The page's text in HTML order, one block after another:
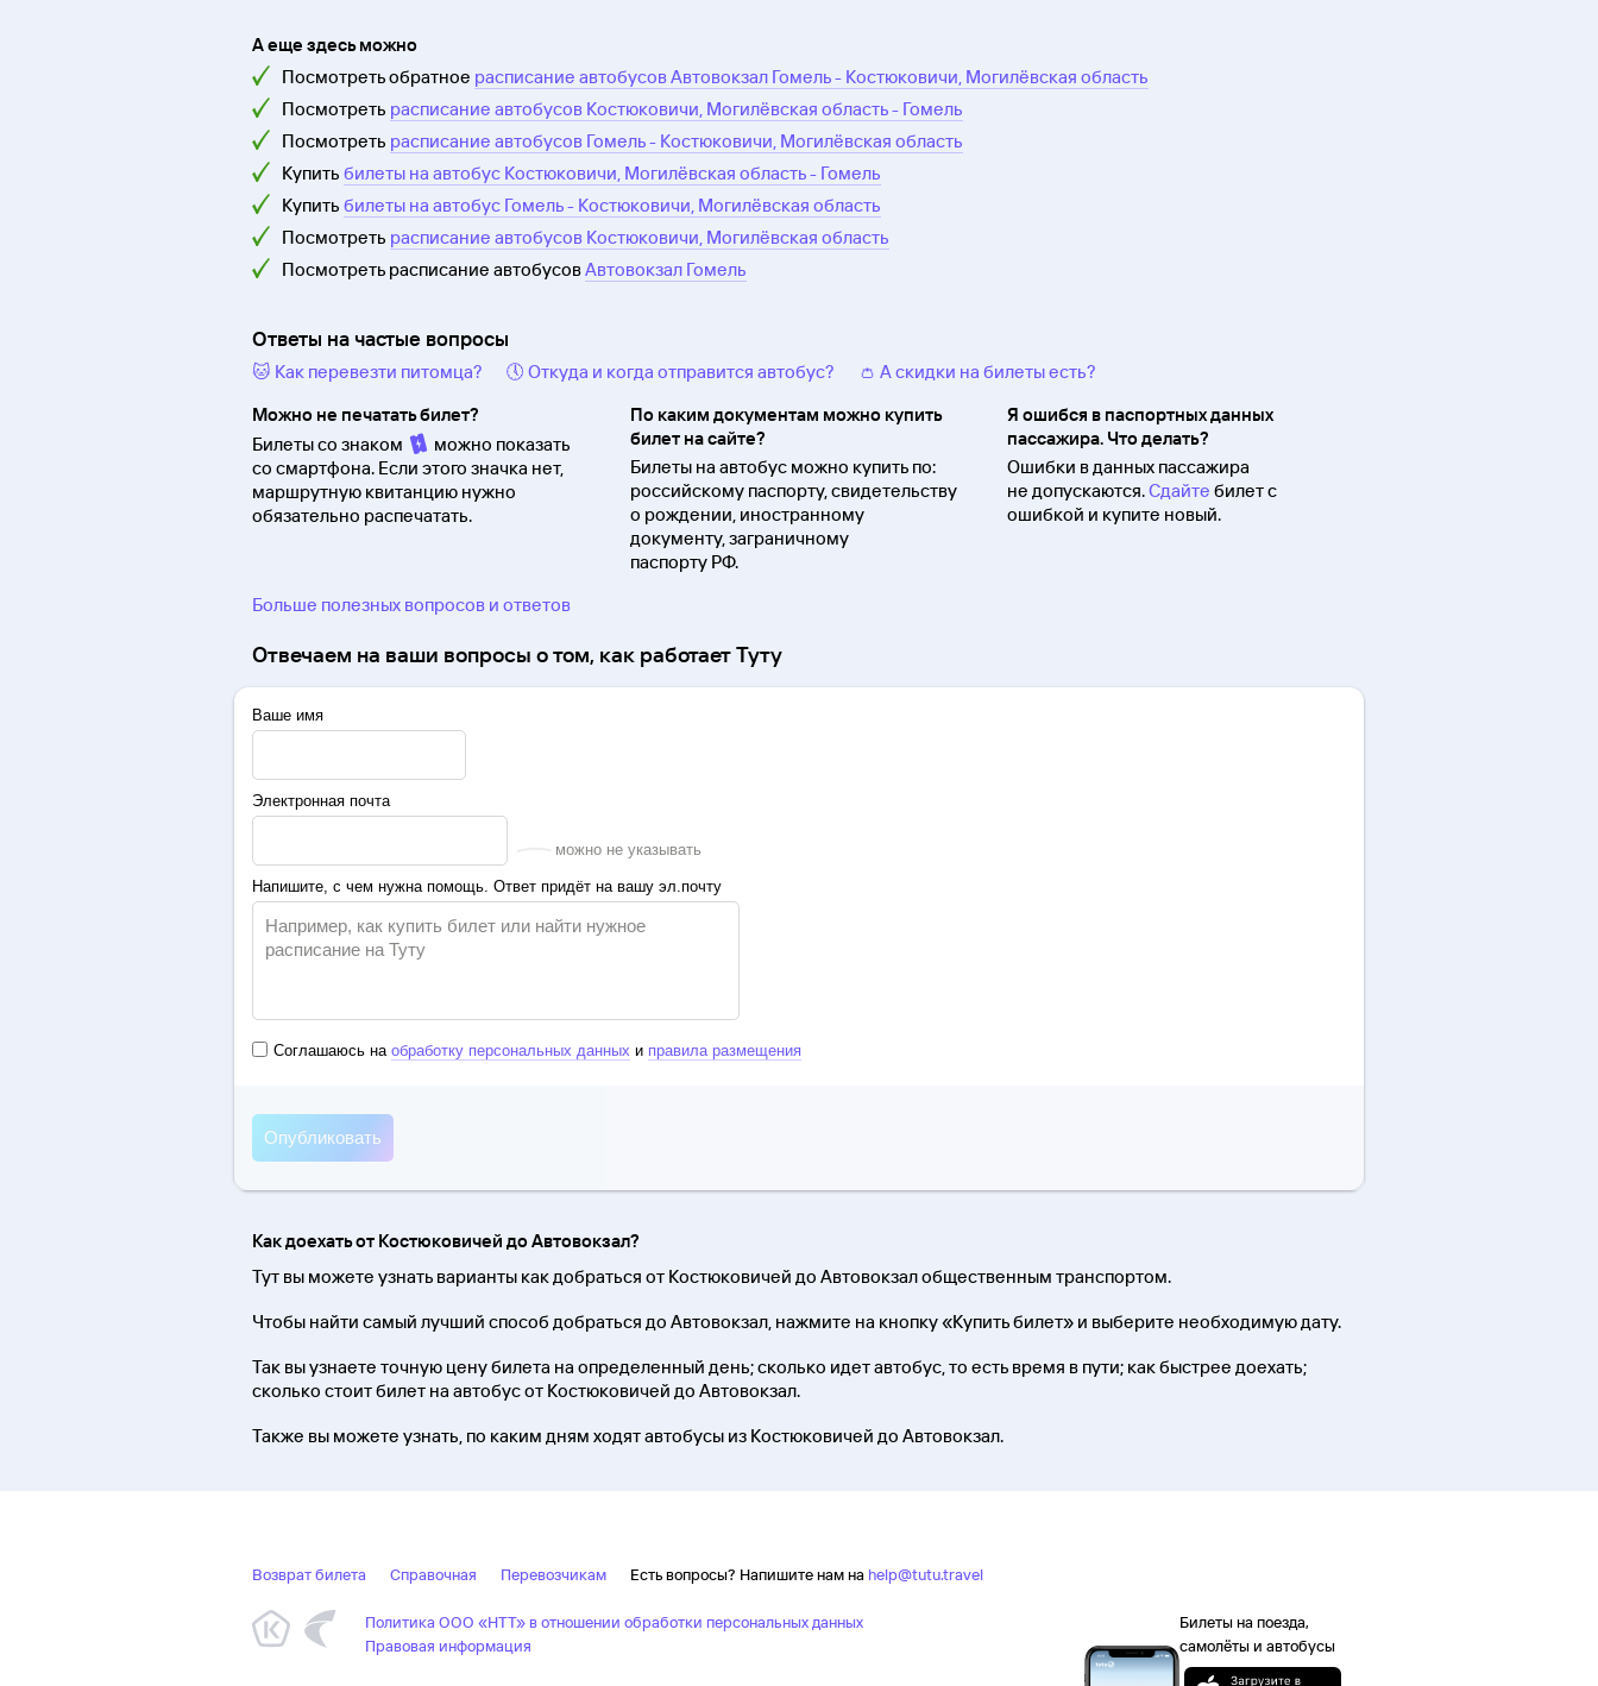
А еще здесь можно
Посмотреть обратное расписание автобусов Автовокзал Гомель - Костюковичи, Могилёвская область
Посмотреть расписание автобусов Костюковичи, Могилёвская область - Гомель
Посмотреть расписание автобусов Гомель - Костюковичи, Могилёвская область
Купить билеты на автобус Костюковичи, Могилёвская область - Гомель
Купить билеты на автобус Гомель - Костюковичи, Могилёвская область
Посмотреть расписание автобусов Костюковичи, Могилёвская область
Посмотреть расписание автобусовАвтовокзал Гомель
Ответы на частые вопросы
🐱 Как перевезти питомца? 🕔 Откуда и когда отправится автобус?
👛 А скидки на билеты есть?
Можно не печатать билет?
Билеты со знаком
можно показать
со смартфона. Если этого значка нет,
маршрутную квитанцию нужно
обязательно распечатать.
По каким документам можно купить
билет на сайте?
Билеты на автобус можно купить по:
российскому паспорту, свидетельству
о рождении, иностранному
документу, заграничному
паспорту РФ.
Я ошибся в паспортных данных
пассажира. Что делать?
Ошибки в данных пассажира
не допускаются.Сдайте билет с
ошибкой и купите новый.
Больше полезных вопросов и ответов
Отвечаем на ваши вопросы о том, как работает Туту
Ваше имя
Электронная почта
можно не указывать
Напишите, с чем нужна помощь. Ответ придёт на вашу эл.почту
Соглашаюсь на обработку персональных данных и правила размещения
Как доехать от Костюковичей до Автовокзал?
Тут вы можете узнать варианты как добраться от Костюковичей до Автовокзал общественным транспортом.
Чтобы найти самый лучший способ добраться до Автовокзал, нажмите на кнопку «Купить билет» и выберите необходимую дату.
Так вы узнаете точную цену билета на определенный день; сколько идет автобус, то есть время в пути; как быстрее доехать;
сколько стоит билет на автобус от Костюковичей до Автовокзал.
Также вы можете узнать, по каким дням ходят автобусы из Костюковичей до Автовокзал.
Возврат билета Справочная Перевозчикам Есть вопросы? Напишите нам на help@tutu.travel
Билеты на поезда,
самолёты и автобусы
Политика ООО «НТТ» в отношении обработки персональных данных
Правовая информация